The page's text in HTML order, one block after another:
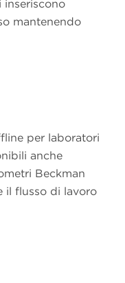
mantenendo
per laboratori
anche
Beckman
il flusso di lavoro